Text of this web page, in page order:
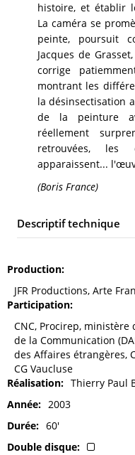
histoire, et établir
La caméra se
peinte, poursuit
Jacques de
corrige
montrant les
la désinsectisation
de la peinture
réellement
retrouvées,
apparaissent...
(Boris France)
Descriptif technique
Production
JFR Productions, Arte
Participation
CNC, Procirep, ministère
de la Communication
des Affaires étrangères,
CG Vaucluse
Réalisation
Thierry Paul
Année
2003
Durée
60'
Double disque